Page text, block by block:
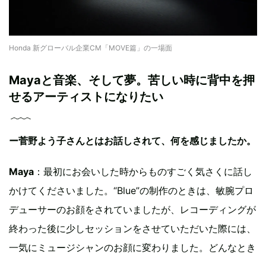
Honda 新グローバル企業CM「MOVE篇」の一場面
Mayaと音楽、そして夢。苦しい時に背中を押
せるアーティストになりたい
ー菅野よう子さんとはお話しされて、何を感じましたか。
Maya ：最初にお会いした時からものすごく気さくに話し
かけてくださいました。“Blue”の制作のときは、敏腕プロ
デューサーのお顔をされていましたが、レコーディングが
終わった後に少しセッションをさせていただいた際には、
一気にミュージシャンのお顔に変わりました。どんなとき